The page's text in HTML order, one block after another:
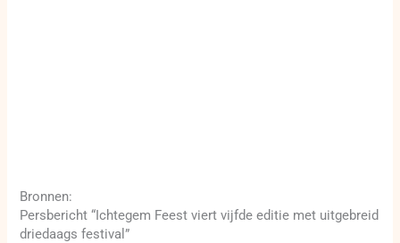
Bronnen:
Persbericht “Ichtegem Feest viert vijfde editie met uitgebreid
driedaags festival”